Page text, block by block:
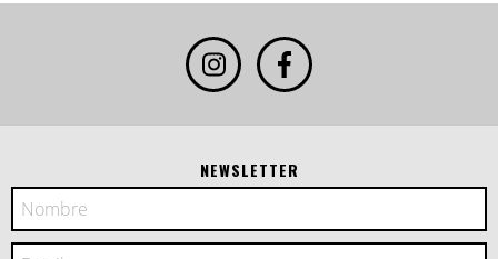
NEWSLETTER